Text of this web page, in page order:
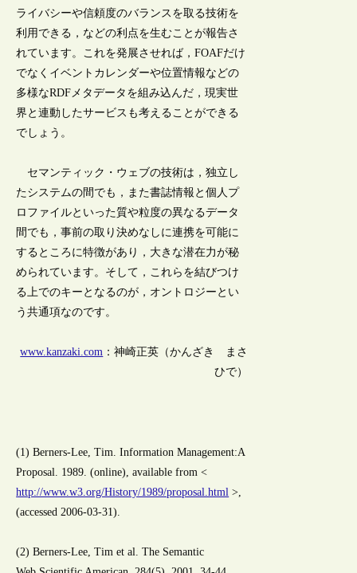
ライバシーや信頼度のバランスを取る技術を
利用できる，などの利点を生むことが報告さ
れています。これを発展させれば，FOAFだけ
でなくイベントカレンダーや位置情報などの
多様なRDFメタデータを組み込んだ，現実世
界と連動したサービスも考えることができる
でしょう。
セマンティック・ウェブの技術は，独立し
たシステムの間でも，また書誌情報と個人プ
ロファイルといった質や粒度の異なるデータ
間でも，事前の取り決めなしに連携を可能に
するところに特徴があり，大きな潜在力が秘
められています。そして，これらを結びつけ
る上でのキーとなるのが，オントロジーとい
う共通項なのです。
www.kanzaki.com ：神崎正英（かんざき まさ
ひで）
(1) Berners-Lee, Tim. Information Management:A
Proposal. 1989. (online), available from <
http://www.w3.org/History/1989/proposal.html >,
(accessed 2006-03-31).
(2) Berners-Lee, Tim et al. The Semantic